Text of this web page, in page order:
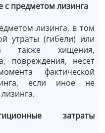
с предметом лизинга
лизинга, в том
утраты (гибели) или
также хищения,
повреждения, несет
фактической
если иное не
затраты